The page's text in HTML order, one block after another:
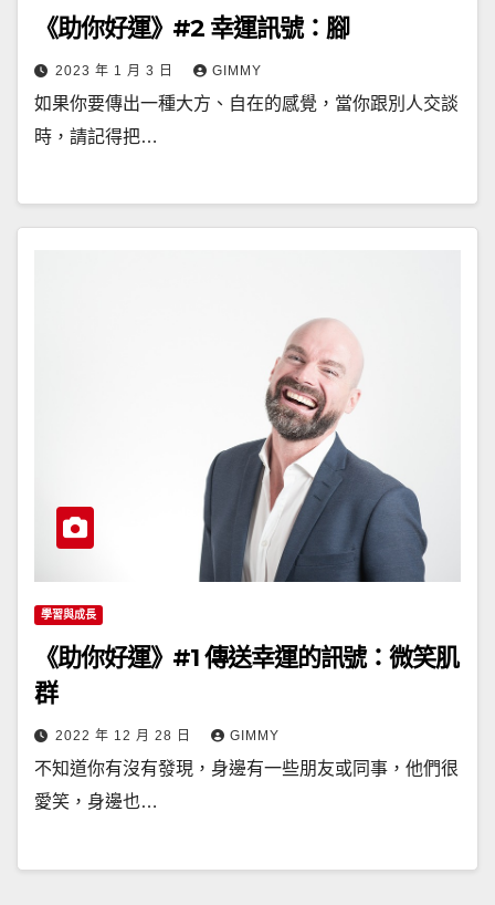
《助你好運》#2 幸運訊號：腳
2023 年 1 月 3 日 GIMMY
如果你要傳出一種大方、自在的感覺，當你跟別人交談
時，請記得把…
學習與成長
《助你好運》#1 傳送幸運的訊號：微笑肌
群
2022 年 12 月 28 日 GIMMY
不知道你有沒有發現，身邊有一些朋友或同事，他們很
愛笑，身邊也…